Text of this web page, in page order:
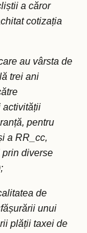
a căror
cotizația
au vârsta de
trei ani
activității
pentru
a RR_cc,
diverse
de
unui
plății taxei de